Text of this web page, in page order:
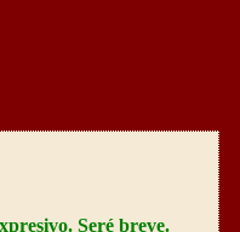
Seré breve.